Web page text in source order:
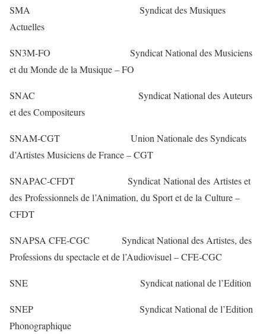
SMA Syndicat des Musiques
Actuelles
SN3M-FO Syndicat National des Musiciens
et du Monde de la Musique – FO
SNAC Syndicat National des Auteurs
et des Compositeurs
SNAM-CGT Union Nationale des Syndicats
d’Artistes Musiciens de France – CGT
SNAPAC-CFDT Syndicat National des Artistes et
des Professionnels de l’Animation, du Sport et de la Culture –
CFDT
SNAPSA CFE-CGC Syndicat National des Artistes, des
Professions du spectacle et de l’Audiovisuel – CFE-CGC
SNE Syndicat national de l’Edition
SNEP Syndicat National de l’Edition
Phonographique